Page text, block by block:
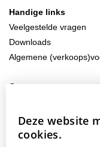
Handige links
Veelgestelde vragen
Downloads
Algemene
Contacteer ons
+32 56 77 45 15
Deze website
cookies.